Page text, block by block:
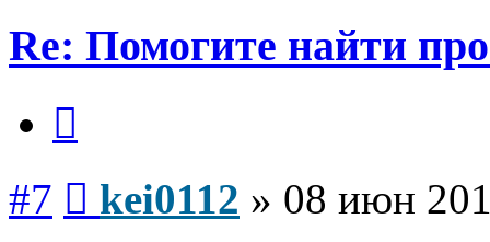
Re: Помогите найти
#7 kei0112 » 08 июн